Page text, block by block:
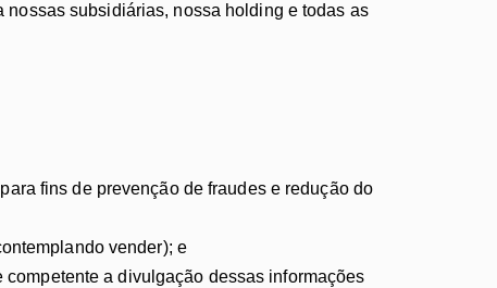
subsidiárias, nossa holding e todas as
fins de prevenção de fraudes e redução do
vender); e
a divulgação dessas informações